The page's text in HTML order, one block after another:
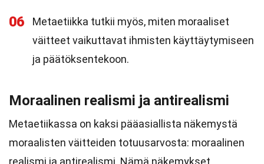
06
Metaetiikka tutkii myös, miten moraaliset
väitteet vaikuttavat ihmisten käyttäytymiseen
ja päätöksentekoon.
Moraalinen realismi ja antirealismi
Metaetiikassa on kaksi pääasiallista näkemystä
moraalisten väitteiden totuusarvosta: moraalinen
realismi ja antirealismi. Nämä näkemykset